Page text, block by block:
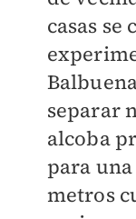
casas
separar
alcoba
para
metros